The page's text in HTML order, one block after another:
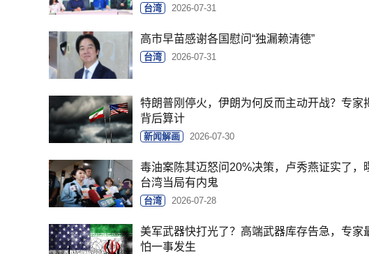
台湾 2026-07-31
高市早苗感谢各国慰问“独漏赖清德”
台湾 2026-07-31
特朗普刚停火，伊朗为何反而主动开战？专家
背后算计
新闻解画 2026-07-30
毒油案陈其迈怒问20%决策，卢秀燕证实了，
台湾当局有内鬼
台湾 2026-07-28
美军武器快打光了？高端武器库存告急，专家
怕一事发生